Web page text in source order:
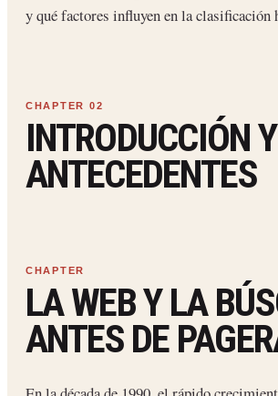
y qué factores influyen en la clasificación
INTRODUCCIÓN Y
ANTECEDENTES
LA WEB Y LA
ANTES DE